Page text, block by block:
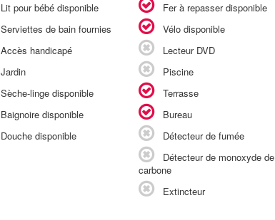
Lit pour bébé disponible
Serviettes de bain fournies
Accès handicapé
Jardin
Sèche-linge disponible
Baignoire disponible
Douche disponible
Fer à repasser disponible
Vélo disponible
Lecteur DVD
Piscine
Terrasse
Bureau
Détecteur de fumée
Détecteur de monoxyde de
carbone
Extincteur